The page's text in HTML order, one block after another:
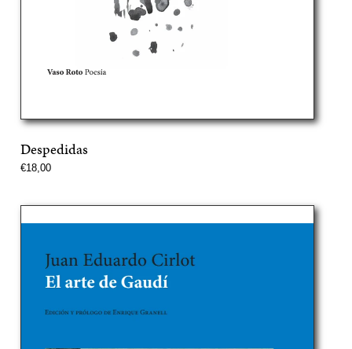
Despedidas
Precio
€18,00